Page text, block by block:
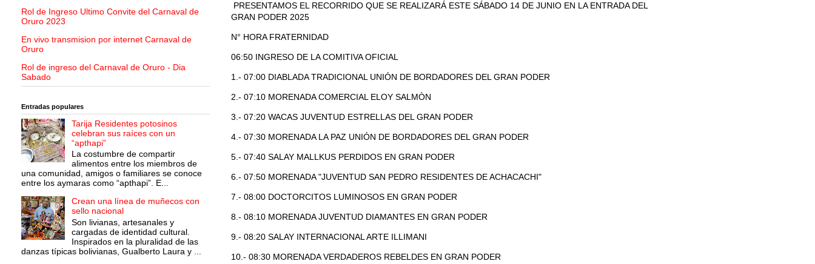
PRESENTAMOS EL RECORRIDO QUE SE REALIZARÁ ESTE SÁBADO 14 DE JUNIO EN LA ENTRADA DEL
GRAN PODER 2025
N° HORA FRATERNIDAD
06:50 INGRESO DE LA COMITIVA OFICIAL
1.- 07:00 DIABLADA TRADICIONAL UNIÓN DE BORDADORES DEL GRAN PODER
2.- 07:10 MORENADA COMERCIAL ELOY SALMÒN
3.- 07:20 WACAS JUVENTUD ESTRELLAS DEL GRAN PODER
4.- 07:30 MORENADA LA PAZ UNIÓN DE BORDADORES DEL GRAN PODER
5.- 07:40 SALAY MALLKUS PERDIDOS EN GRAN PODER
6.- 07:50 MORENADA "JUVENTUD SAN PEDRO RESIDENTES DE ACHACACHI"
7.- 08:00 DOCTORCITOS LUMINOSOS EN GRAN PODER
8.- 08:10 MORENADA JUVENTUD DIAMANTES EN GRAN PODER
9.- 08:20 SALAY INTERNACIONAL ARTE ILLIMANI
10.- 08:30 MORENADA VERDADEROS REBELDES EN GRAN PODER
Rol de Ingreso Ultimo Convite del Carnaval de
Oruro 2023
En vivo transmision por internet Carnaval de
Oruro
Rol de ingreso del Carnaval de Oruro - Dia
Sabado
Entradas populares
Tarija Residentes potosinos
celebran sus raíces con un
“apthapi”
La costumbre de compartir
alimentos entre los miembros de
una comunidad, amigos o familiares se conoce
entre los aymaras como “apthapi”. E...
Crean una línea de muñecos con
sello nacional
Son livianas, artesanales y
cargadas de identidad cultural.
Inspirados en la pluralidad de las
danzas típicas bolivianas, Gualberto Laura y ...